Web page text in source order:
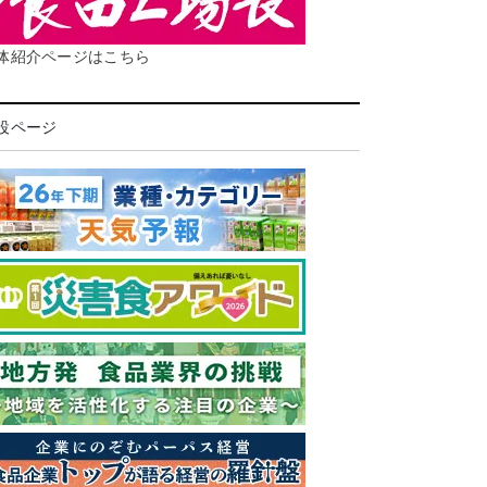
紹介ページはこちら
ページ